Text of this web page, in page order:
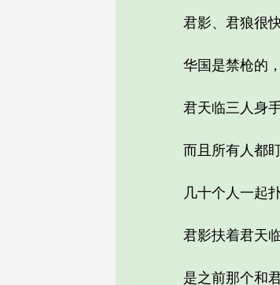
君影、君狼很快
华国是禁枪的，
君天临三人身手
而且所有人都盯
几十个人一起扑
君影扶着君天临
是之前那个和君